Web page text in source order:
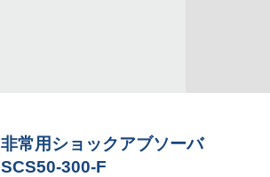
非常用ショックアブソーバ
SCS50-300-F